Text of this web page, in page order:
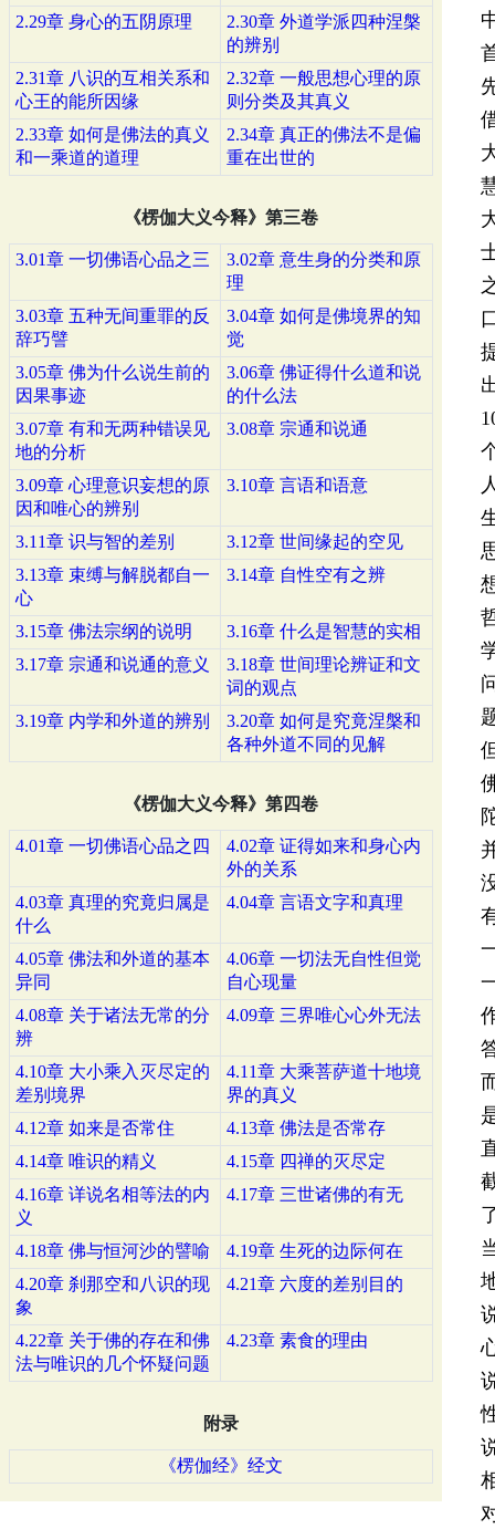
2.29章 身心的五阴原理
2.30章 外道学派四种涅槃
的辨别
2.31章 八识的互相关系和
心王的能所因缘
2.32章 一般思想心理的原
则分类及其真义
2.33章 如何是佛法的真义
和一乘道的道理
2.34章 真正的佛法不是偏
重在出世的
《楞伽大义今释》第三卷
3.01章 一切佛语心品之三
3.02章 意生身的分类和原
理
3.03章 五种无间重罪的反
辞巧譬
3.04章 如何是佛境界的知
觉
3.05章 佛为什么说生前的
因果事迹
3.06章 佛证得什么道和说
的什么法
3.07章 有和无两种错误见
地的分析
3.08章 宗通和说通
3.09章 心理意识妄想的原
因和唯心的辨别
3.10章 言语和语意
3.11章 识与智的差别
3.12章 世间缘起的空见
3.13章 束缚与解脱都自一
心
3.14章 自性空有之辨
3.15章 佛法宗纲的说明
3.16章 什么是智慧的实相
3.17章 宗通和说通的意义
3.18章 世间理论辨证和文
词的观点
3.19章 内学和外道的辨别
3.20章 如何是究竟涅槃和
各种外道不同的见解
《楞伽大义今释》第四卷
4.01章 一切佛语心品之四
4.02章 证得如来和身心内
外的关系
4.03章 真理的究竟归属是
什么
4.04章 言语文字和真理
4.05章 佛法和外道的基本
异同
4.06章 一切法无自性但觉
自心现量
4.08章 关于诸法无常的分
辨
4.09章 三界唯心心外无法
4.10章 大小乘入灭尽定的
差别境界
4.11章 大乘菩萨道十地境
界的真义
4.12章 如来是否常住
4.13章 佛法是否常存
4.14章 唯识的精义
4.15章 四禅的灭尽定
4.16章 详说名相等法的内
义
4.17章 三世诸佛的有无
4.18章 佛与恒河沙的譬喻
4.19章 生死的边际何在
4.20章 刹那空和八识的现
象
4.21章 六度的差别目的
4.22章 关于佛的存在和佛
法与唯识的几个怀疑问题
4.23章 素食的理由
附录
《楞伽经》经文